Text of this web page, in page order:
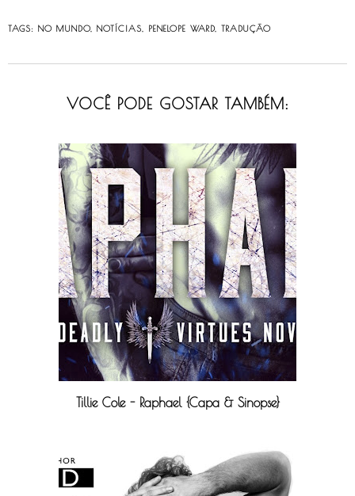
TAGS: NO MUNDO NOTÍCIAS PENELOPE WARD TRADUÇÃO
VOCÊ PODE GOSTAR TAMBÉM:
Tillie Cole - Raphael {Capa & Sinopse}